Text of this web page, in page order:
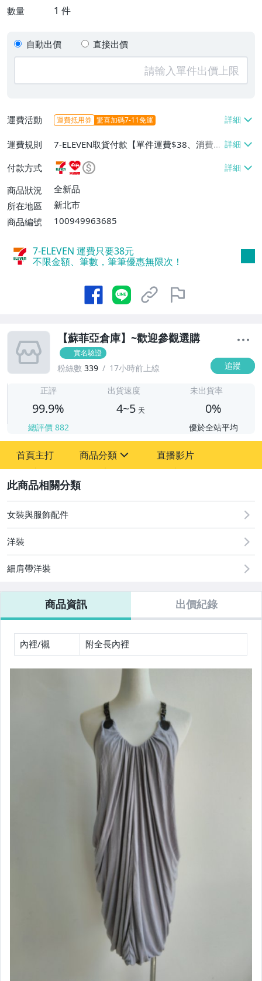
數量 1 件
自動出價 直接出價
運費活動 運費抵用券 驚喜加碼7-11免運
運費規則
7-ELEVEN取貨付款【單件運費$38、消費滿
$1000免運費】、萊爾富取貨付款【單件運
費$60、消費滿$1000免運費】、郵局掛號
【單件運費$60、消費滿$1000免運費】
付款方式
商品狀況
全新品
所在地區
新北市
商品編號
100949963685
7-ELEVEN 運費只要38元
不限金額、筆數，筆筆優惠無限次！
【蘇菲亞倉庫】~歡迎參觀選購
實名驗證
粉絲數 339 17小時前上線 追蹤
正評
99.9%
總評價 882
出貨速度
4~5 天
未出貨率
0%
優於全站平均
首頁主打 商品分類
嬰幼兒與孕婦
圖書/影音/文具
女裝與服飾配件
男性精品與服飾
美容保養與彩妝
女包精品與女鞋
運動、戶外與休閒
直播影片
女裝與服飾配件
洋裝
細肩帶洋裝
商品資訊 出價紀錄
內裡/襯 附全長內裡